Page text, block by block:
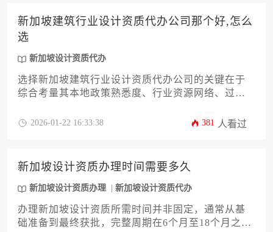
新加坡建筑行业设计资质代办公司那个好,怎么
选
新加坡设计资质代办
选择新加坡建筑行业设计资质代办公司的关键在于
综合考量其本地政策熟悉度、行业资源网络、过往
有最适合企业自身需求的专业伙伴。
2026-01-22 16:33:38 381 人看过
新加坡设计资质办理时间需要多久
新加坡设计资质办理 新加坡设计资质代办
办理新加坡设计资质所需时间并非固定，通常从基
础准备到最终获批，完整周期在6个月至18个月之